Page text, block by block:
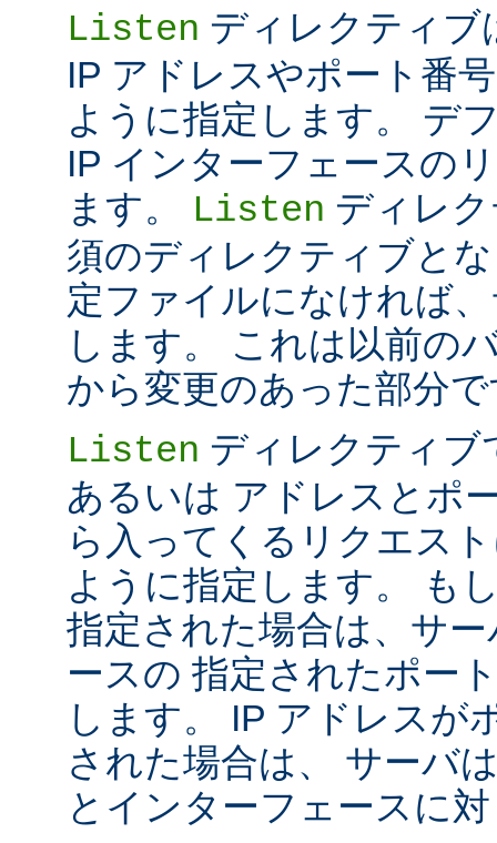
Listen ディレクティブ
IP アドレスやポート番
ように指定します。 デ
IP インターフェースの
ます。
Listen ディレ
須のディレクティブと
定ファイルになければ
します。 これは以前の
から変更のあった部分
Listen ディレクティブ
あるいは アドレスとポ
ら入ってくるリクエス
ように指定します。 も
指定された場合は、サ
ースの 指定されたポー
します。 IP アドレスが
された場合は、 サーバ
とインターフェースに